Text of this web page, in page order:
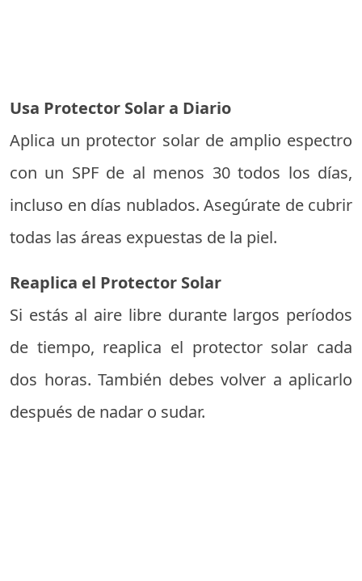
Usa Protector Solar a Diario
Aplica un protector solar de amplio espectro
con un SPF de al menos 30 todos los días,
incluso en días nublados. Asegúrate de cubrir
todas las áreas expuestas de la piel.
Reaplica el Protector Solar
Si estás al aire libre durante largos períodos
de tiempo, reaplica el protector solar cada
dos horas. También debes volver a aplicarlo
después de nadar o sudar.